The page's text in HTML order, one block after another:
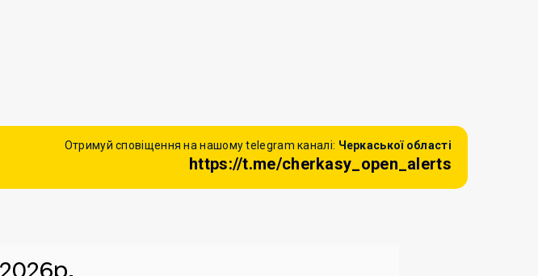
Отримуй сповіщення на нашому telegram каналі: Черкаської області
https://t.me/cherkasy_open_alerts